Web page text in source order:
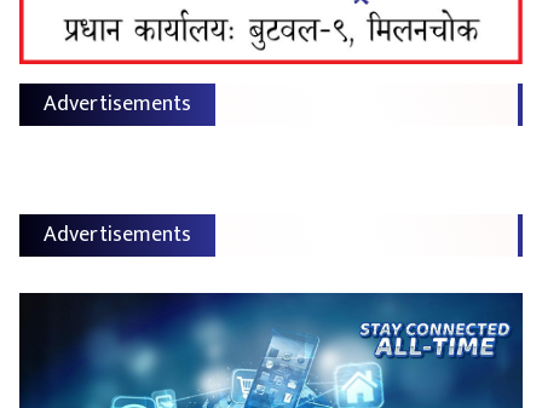
Advertisements
Advertisements